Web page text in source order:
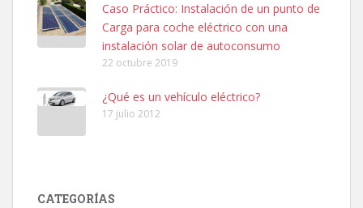
Caso Práctico: Instalación de un punto de
Carga para coche eléctrico con una
instalación solar de autoconsumo
22 octubre 2019
¿Qué es un vehículo eléctrico?
17 julio 2012
CATEGORÍAS